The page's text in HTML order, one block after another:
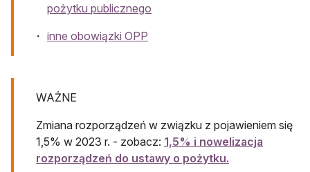
pożytku publicznego
inne obowiązki OPP
WAŻNE
Zmiana rozporządzeń w związku z pojawieniem się
1,5% w 2023 r. - zobacz: 1,5% i nowelizacja
rozporządzeń do ustawy o pożytku.